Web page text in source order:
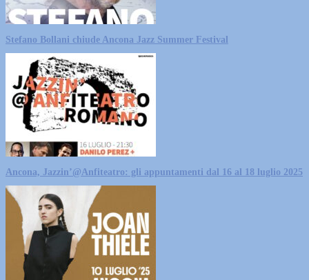
Stefano Bollani chiude Ancona Jazz Summer Festival
Ancona, Jazzin’@Anfiteatro: gli appuntamenti dal 16 al 18 luglio 2025